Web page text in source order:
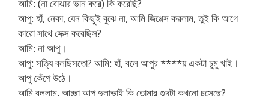
আমি: (না বোঝার ভান করে) কি করেছি?
আপু: হাঁ, নেকা, যেন কিছুই বুঝে না, আমি জিগ্গেস করলাম, তুই কি আগে
কারো সাথে সেক্স করেছিস?
আমি: না আপু।
আপু: সত্যি বলছিসতো? আমি: হাঁ, বলে আপুর ****য় একটা চুমু খাই।
আপু কেঁপে উঠে।
আমি বললাম, আচ্ছা আপু দুলাভাই কি তোমার গুদটা কখনো চুসেছে?